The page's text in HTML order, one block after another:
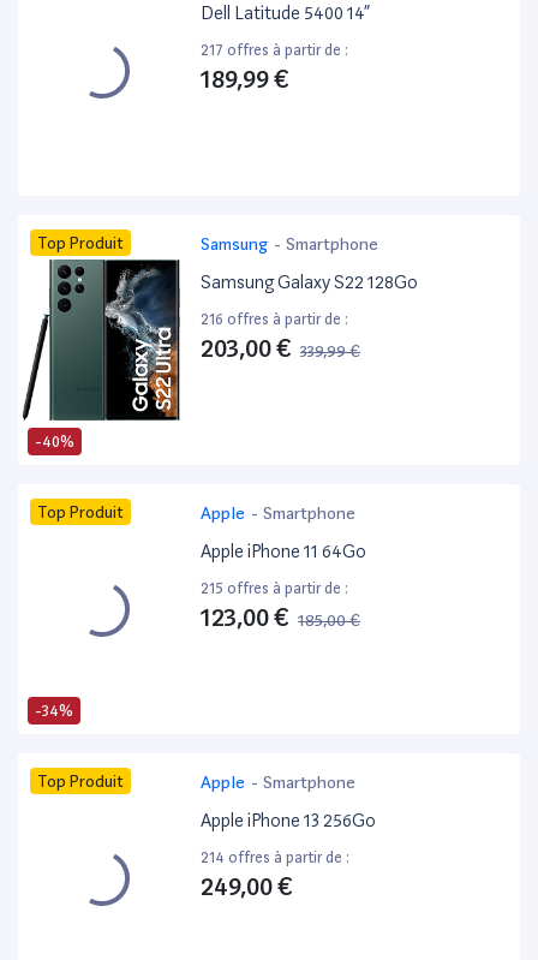
Dell Latitude 5400 14”
217 offres à partir de :
189,99 €
-40%
Top Produit Samsung - Smartphone
Samsung Galaxy S22 128Go
216 offres à partir de :
203,00 € 339,99 €
-34%
Top Produit Apple - Smartphone
Apple iPhone 11 64Go
215 offres à partir de :
123,00 € 185,00 €
Top Produit Apple - Smartphone
Apple iPhone 13 256Go
214 offres à partir de :
249,00 €